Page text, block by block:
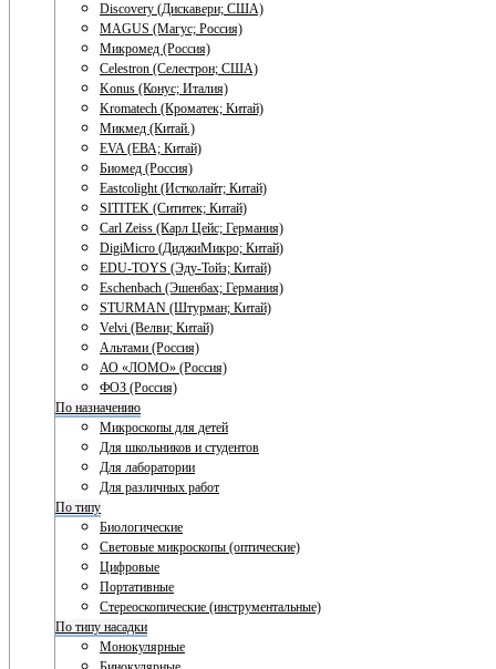
Discovery (Дискавери; США)
MAGUS (Магус; Россия)
Микромед (Россия)
Celestron (Селестрон; США)
Konus (Конус; Италия)
Kromatech (Кроматек; Китай)
Микмед (Китай.)
EVA (ЕВА; Китай)
Биомед (Россия)
Eastcolight (Истколайт; Китай)
SITITEK (Сититек; Китай)
Carl Zeiss (Карл Цейс; Германия)
DigiMicro (ДиджиМикро; Китай)
EDU-TOYS (Эду-Тойз; Китай)
Eschenbach (Эшенбах; Германия)
STURMAN (Штурман; Китай)
Velvi (Велви; Китай)
Альтами (Россия)
АО «ЛОМО» (Россия)
ФОЗ (Россия)
По назначению
Микроскопы для детей
Для школьников и студентов
Для лаборатории
Для различных работ
По типу
Биологические
Световые микроскопы (оптические)
Цифровые
Портативные
Стереоскопические (инструментальные)
По типу насадки
Монокулярные